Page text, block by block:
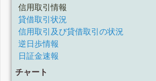
信用取引情報
貸借取引状況
信用取引及び貸借取引の状況
逆日歩情報
日証金速報
チャート